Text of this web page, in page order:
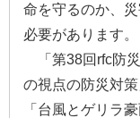
命を守るのか、
必要があります。
「第38回rfc防
の視点の防災対
「台風とゲリラ